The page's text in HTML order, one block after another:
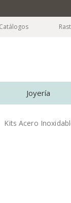
Catálogos
Joyería
Kits Acero